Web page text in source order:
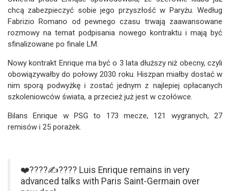
chcą zabezpieczyć sobie jego przyszłość w Paryżu. Według
Fabrizio Romano od pewnego czasu trwają zaawansowane
rozmowy na temat podpisania nowego kontraktu i mają być
sfinalizowane po finale LM.
Nowy kontrakt Enrique ma być o 3 lata dłuższy niż obecny, czyli
obowiązywałby do połowy 2030 roku. Hiszpan miałby dostać w
nim sporą podwyżkę i zostać jednym z najlepiej opłacanych
szkoleniowców świata, a przecież już jest w czołówce.
Bilans Enrique w PSG to 173 mecze, 121 wygranych, 27
remisów i 25 porażek.
❤️????✍???? Luis Enrique remains in very
advanced talks with Paris Saint-Germain over